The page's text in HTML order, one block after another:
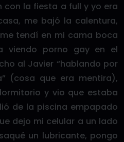
la fiesta a full y yo era
me bajó la calentura,
tendí en mi cama boca
viendo porno gay en el
al Javier “hablando por
(cosa que era mentira),
y vio que estaba
de la piscina empapado
dejo mi celular a un lado
un lubricante, pongo